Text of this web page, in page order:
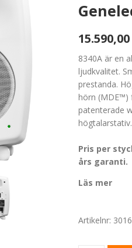
8340A är en
ljudkvalitet.
prestanda.
hörn (MDE™)
patenterade
högtalarstativ.
Pris per
års garanti.
Läs mer
Artikelnr: